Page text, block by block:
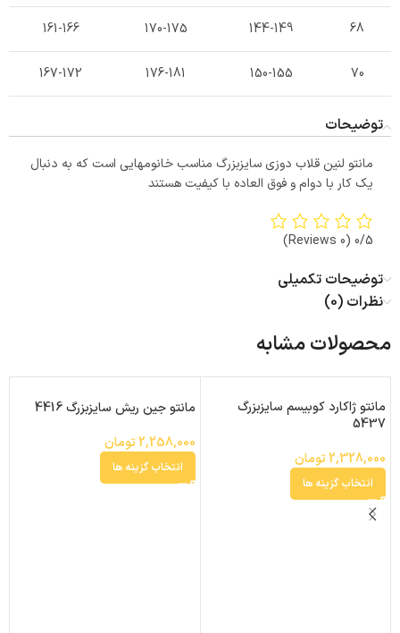
68
144-149
170-175
161-166
70
150-155
176-181
167-172
توضیحات
مانتو لنین قلاب دوزی سایزبزرگ مناسب خانومهایی است که به دنبال
یک کار با دوام و فوق العاده با کیفیت هستند
0/5
(0 Reviews)
توضیحات تکمیلی
نظرات (0)
محصولات مشابه
مانتو ژاکارد کوبیسم سایزبزرگ
5437
2,328,000تومان
انتخاب گزینه ها
مانتو جین ریش سایزبزرگ 4416
2,258,000تومان
انتخاب گزینه ها